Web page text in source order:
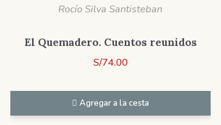
Rocío Silva Santisteban
El Quemadero. Cuentos reunidos
S/74.00
Agregar a la cesta